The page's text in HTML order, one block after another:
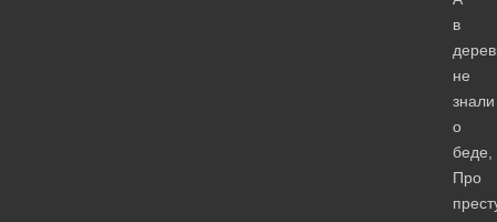
в
не
знали
о
беде,
Про